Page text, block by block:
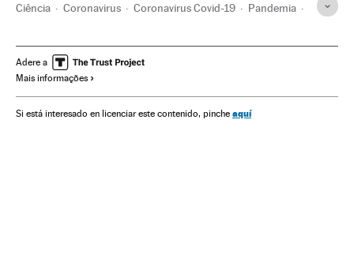
Ciência Coronavirus Coronavirus Covid-19 Pandemia
Doenças infecciosas África do Sul
Israel
Fronteiras Contágio
Adere a
Mais informações
Si está interesado en licenciar este contenido, pinche aquí